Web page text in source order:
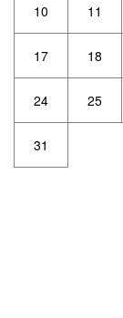
10 11
17 18
24 25
31